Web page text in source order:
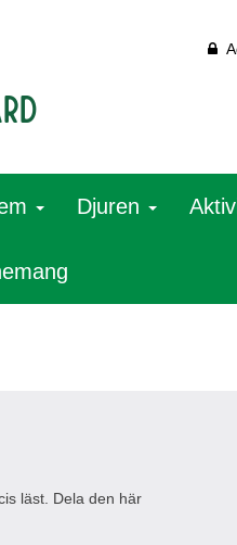
Djuren
läst. Dela den här